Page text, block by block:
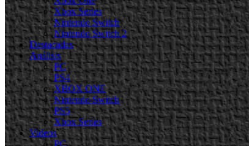
Xbox Series
Nintendo Switch
Nintendo Switch 2
Destacadas
Análisis
PC
PS4
XBOX ONE
Nintendo Switch
PS5
Xbox Series
Videos
PC